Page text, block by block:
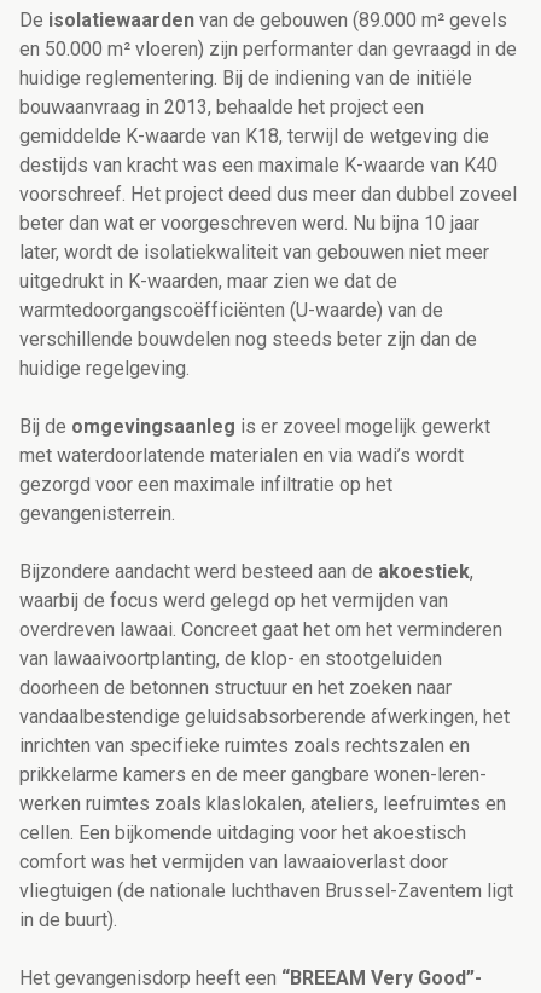
De isolatiewaarden van de gebouwen (89.000 m² gevels
en 50.000 m² vloeren) zijn performanter dan gevraagd in de
huidige reglementering. Bij de indiening van de initiële
bouwaanvraag in 2013, behaalde het project een
gemiddelde K-waarde van K18, terwijl de wetgeving die
destijds van kracht was een maximale K-waarde van K40
voorschreef. Het project deed dus meer dan dubbel zoveel
beter dan wat er voorgeschreven werd. Nu bijna 10 jaar
later, wordt de isolatiekwaliteit van gebouwen niet meer
uitgedrukt in K-waarden, maar zien we dat de
warmtedoorgangscoëfficiënten (U-waarde) van de
verschillende bouwdelen nog steeds beter zijn dan de
huidige regelgeving.
Bij de omgevingsaanleg is er zoveel mogelijk gewerkt
met waterdoorlatende materialen en via wadi’s wordt
gezorgd voor een maximale infiltratie op het
gevangenisterrein.
Bijzondere aandacht werd besteed aan de akoestiek,
waarbij de focus werd gelegd op het vermijden van
overdreven lawaai. Concreet gaat het om het verminderen
van lawaaivoortplanting, de klop- en stootgeluiden
doorheen de betonnen structuur en het zoeken naar
vandaalbestendige geluidsabsorberende afwerkingen, het
inrichten van specifieke ruimtes zoals rechtszalen en
prikkelarme kamers en de meer gangbare wonen-leren-
werken ruimtes zoals klaslokalen, ateliers, leefruimtes en
cellen. Een bijkomende uitdaging voor het akoestisch
comfort was het vermijden van lawaaioverlast door
vliegtuigen (de nationale luchthaven Brussel-Zaventem ligt
in de buurt).
Het gevangenisdorp heeft een “BREEAM Very Good”-